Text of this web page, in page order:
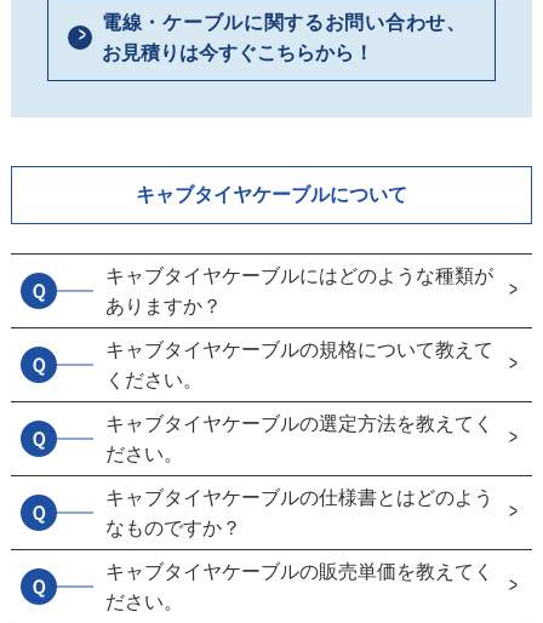
電線・ケーブルに関するお問い合わせ、
お見積りは今すぐこちらから！
キャブタイヤケーブルについて
Ｑ
キャブタイヤケーブルにはどのような種類が
ありますか？
Ｑ
キャブタイヤケーブルの規格について教えて
ください。
Ｑ
キャブタイヤケーブルの選定方法を教えてく
ださい。
Ｑ
キャブタイヤケーブルの仕様書とはどのよう
なものですか？
Ｑ
キャブタイヤケーブルの販売単価を教えてく
ださい。